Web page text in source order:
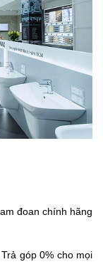
đoan chính hãng
Trả góp 0% cho mọi